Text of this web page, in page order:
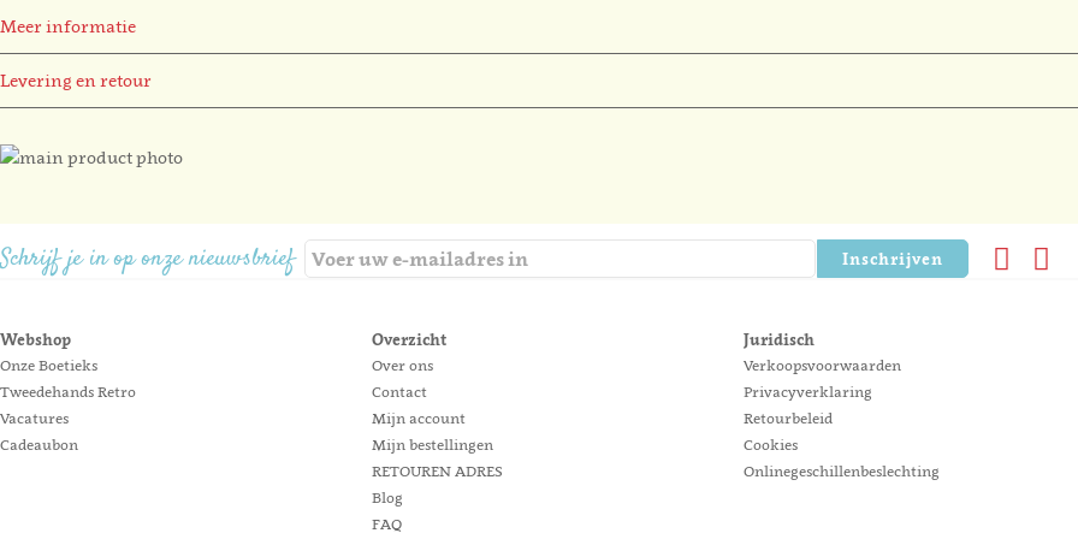
Meer informatie
Levering en retour
Ga
van
gallerij
begin
afbeeldingen-
gallerij
Schrijf je in op onze nieuwsbrief Inschrijven
Webshop
Onze Boetieks
Tweedehands Retro
Vacatures
Cadeaubon
Overzicht
Over ons
Contact
Mijn account
Mijn bestellingen
RETOUREN ADRES
Blog
FAQ
Juridisch
Verkoopsvoorwaarden
Privacyverklaring
Retourbeleid
Cookies
Onlinegeschillenbeslechting